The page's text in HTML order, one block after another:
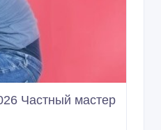
Частный мастер